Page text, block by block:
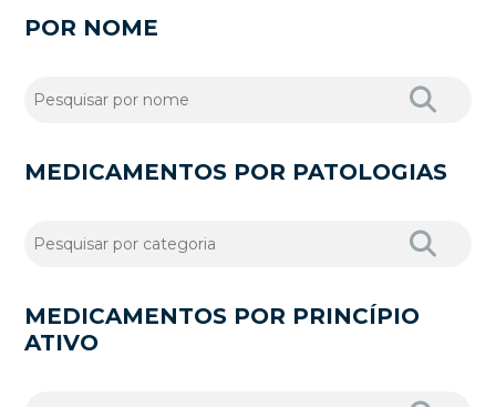
POR NOME
MEDICAMENTOS POR PATOLOGIAS
MEDICAMENTOS POR PRINCÍPIO
ATIVO